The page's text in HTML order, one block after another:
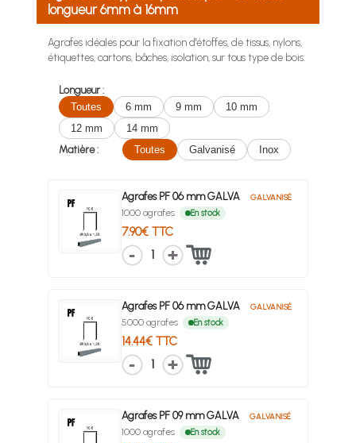
longueur 6mm à 16mm
Agrafes idéales pour la fixation d'étoffes, de tissus, nylons,
étiquettes, cartons, bâches, isolation, sur tous type de bois.
Longueur :
Toutes
6 mm 9 mm
10 mm
12 mm
14 mm
Matière :
Toutes Galvanisé Inox
Agrafes PF 06 mm GALVA GALVANISÉ
1000 agrafes En stock
7.90€ TTC
1
Agrafes PF 06 mm GALVA GALVANISÉ
5000 agrafes En stock
14.44€ TTC
1
Agrafes PF 09 mm GALVA GALVANISÉ
1000 agrafes En stock